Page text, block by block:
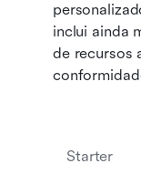
inclui ainda
de recursos
Starter